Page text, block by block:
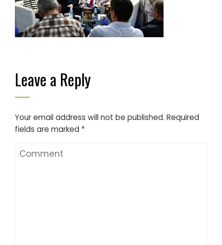
Leave a Reply
Your email address will not be published. Required
fields are marked *